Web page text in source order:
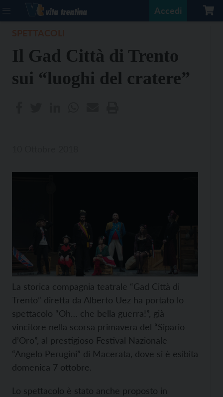
Accedi
Il Gad Città di Trento
sui “luoghi del cratere”
La storica compagnia teatrale “Gad Città di
Trento” diretta da Alberto Uez ha portato lo
spettacolo “Oh… che bella guerra!”, già
vincitore nella scorsa primavera del “Sipario
d’Oro”, al prestigioso Festival Nazionale
“Angelo Perugini” di Macerata, dove si è esibita
domenica 7 ottobre.
Lo spettacolo è stato anche proposto in